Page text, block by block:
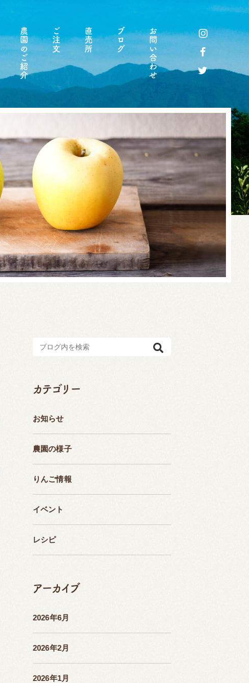
農園のご紹介 ご注文 直売所 ブログ お問い合わせ
カテゴリー
お知らせ
農園の様子
りんご情報
イベント
レシピ
アーカイブ
2026年6月
2026年2月
2026年1月